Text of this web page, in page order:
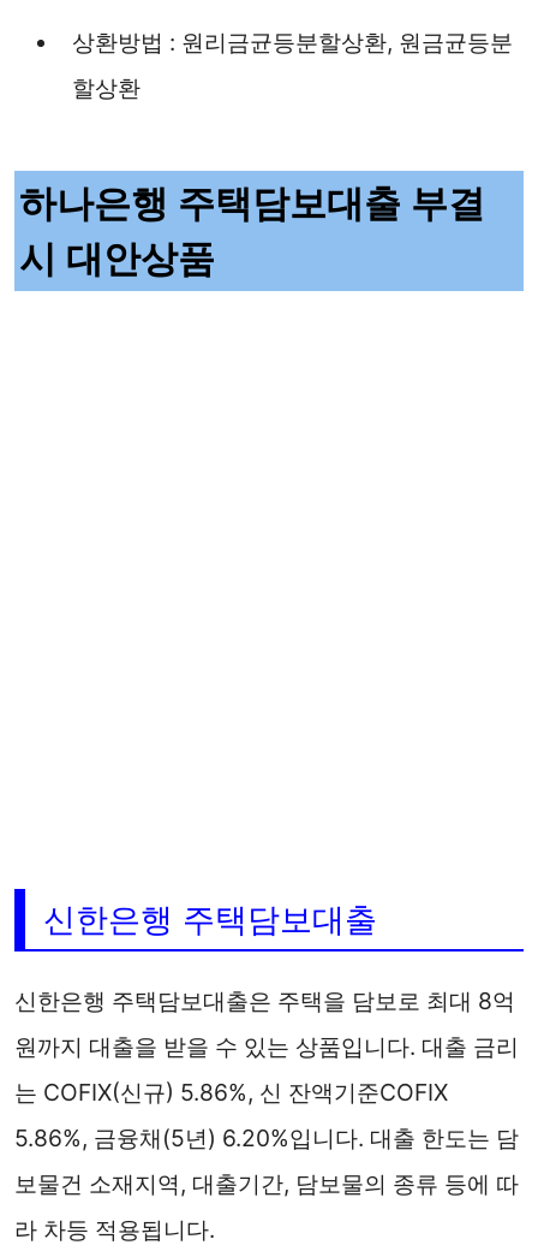
상환방법 : 원리금균등분할상환, 원금균등분
할상환
하나은행 주택담보대출 부결
시 대안상품
신한은행 주택담보대출
신한은행 주택담보대출은 주택을 담보로 최대 8억
원까지 대출을 받을 수 있는 상품입니다. 대출 금리
는 COFIX(신규) 5.86%, 신 잔액기준COFIX
5.86%, 금융채(5년) 6.20%입니다. 대출 한도는 담
보물건 소재지역, 대출기간, 담보물의 종류 등에 따
라 차등 적용됩니다.